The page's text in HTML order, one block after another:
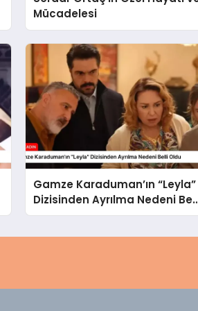
Mücadelesi
Gamze Karaduman’ın “Leyla”
Dizisinden Ayrılma Nedeni
Oldu